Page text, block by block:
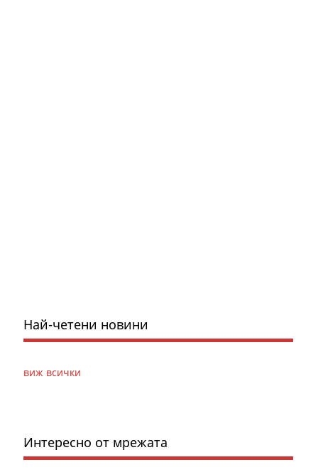
Най-четени новини
виж всички
Интересно от мрежата